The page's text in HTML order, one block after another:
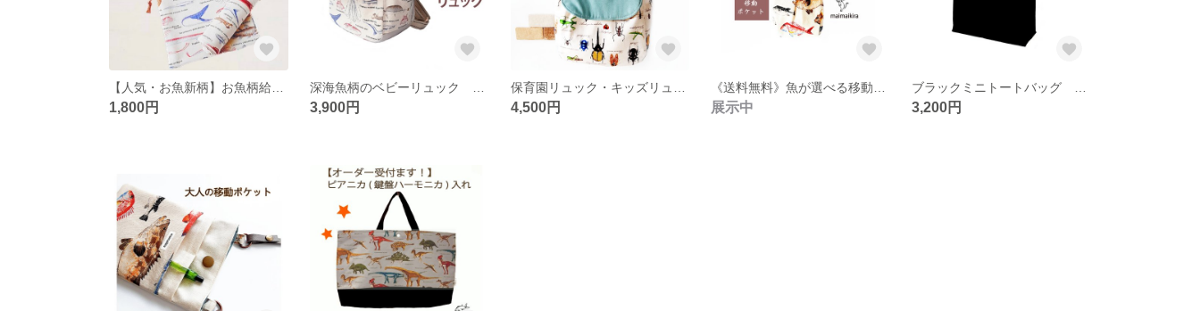
1,800円 3,900円 4,500円 展示中 3,200円